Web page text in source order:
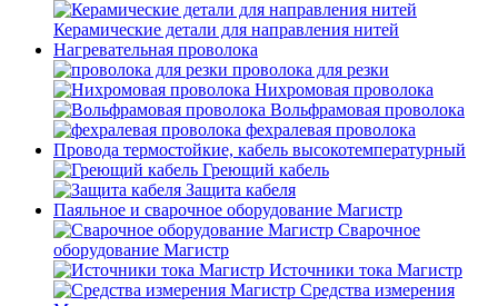
Керамические детали для направления нитей
Нагревательная проволока
проволока для резки
Нихромовая проволока
Вольфрамовая проволока
фехралевая проволока
Провода термостойкие, кабель высокотемпературный
Греющий кабель
Защита кабеля
Паяльное и сварочное оборудование Магистр
Сварочное
оборудование Магистр
Источники тока Магистр
Средства измерения